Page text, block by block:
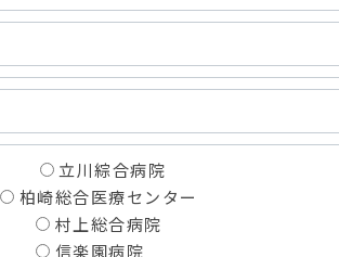
立川綜合病院
柏崎総合医療センター
村上総合病院
信楽園病院